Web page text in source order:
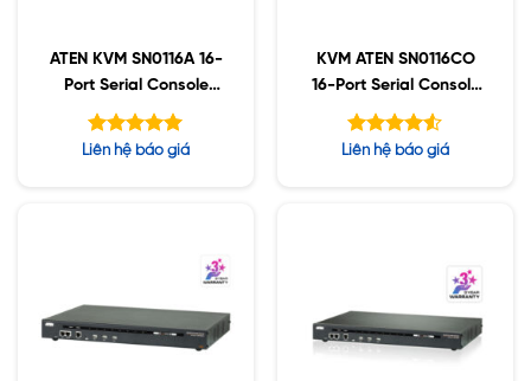
ATEN KVM SN0116A 16-
Port Serial Console
Server with Dual
Được xếp
Liên hệ báo giá
KVM ATEN SN0116CO
16-Port Serial Console
Server with Dual
Được xếp
Liên hệ báo giá